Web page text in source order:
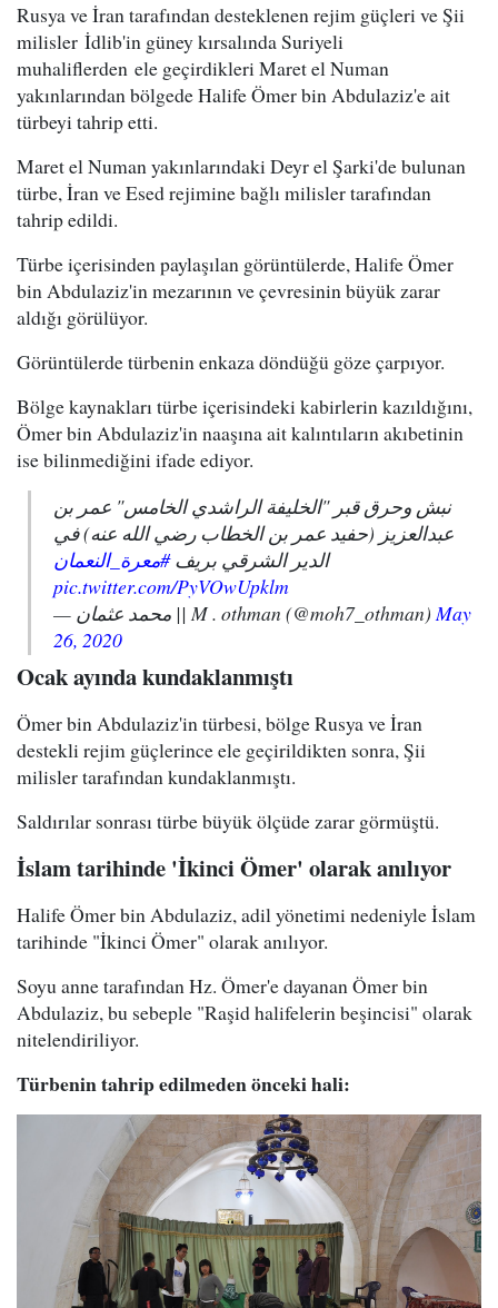
Rusya ve İran tarafından desteklenen rejim güçleri ve Şii
milisler İdlib'in güney kırsalında Suriyeli
muhaliflerden ele geçirdikleri Maret el Numan
yakınlarından bölgede Halife Ömer bin Abdulaziz'e ait
türbeyi tahrip etti.
Maret el Numan yakınlarındaki Deyr el Şarki'de bulunan
türbe, İran ve Esed rejimine bağlı milisler tarafından
tahrip edildi.
Türbe içerisinden paylaşılan görüntülerde, Halife Ömer
bin Abdulaziz'in mezarının ve çevresinin büyük zarar
aldığı görülüyor.
Görüntülerde türbenin enkaza döndüğü göze çarpıyor.
Bölge kaynakları türbe içerisindeki kabirlerin kazıldığını,
Ömer bin Abdulaziz'in naaşına ait kalıntıların akıbetinin
ise bilinmediğini ifade ediyor.
نبش وحرق قبر "الخليفة الراشدي الخامس" عمر بن
عبدالعزيز (حفيد عمر بن الخطاب رضي الله عنه) في
الدير الشرقي بريف#معرة_النعمان
pic.twitter.com/PyVOwUpklm
— محمد عثمان || M . othman (@moh7_othman)May
26, 2020
Ocak ayında kundaklanmıştı
Ömer bin Abdulaziz'in türbesi, bölge Rusya ve İran
destekli rejim güçlerince ele geçirildikten sonra, Şii
milisler tarafından kundaklanmıştı.
Saldırılar sonrası türbe büyük ölçüde zarar görmüştü.
İslam tarihinde 'İkinci Ömer' olarak anılıyor
Halife Ömer bin Abdulaziz, adil yönetimi nedeniyle İslam
tarihinde "İkinci Ömer" olarak anılıyor.
Soyu anne tarafından Hz. Ömer'e dayanan Ömer bin
Abdulaziz, bu sebeple "Raşid halifelerin beşincisi" olarak
nitelendiriliyor.
Türbenin tahrip edilmeden önceki hali: